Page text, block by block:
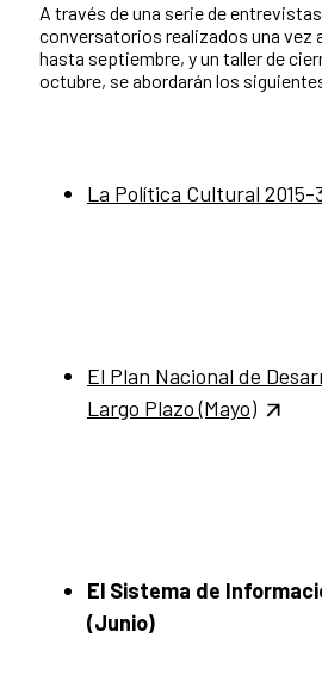
A través de una serie de
conversatorios realizados una vez
hasta septiembre, y un taller de
octubre, se abordarán los
La Política Cultural
El Plan Nacional de
Largo Plazo (Mayo)
El Sistema de
(Junio)